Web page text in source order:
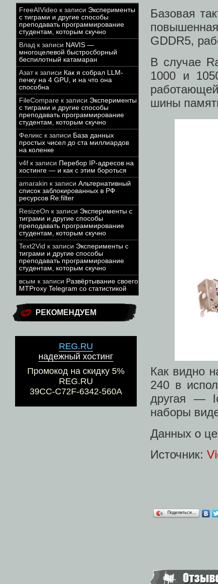
FreeAIVideo к записи Эксперименты
с тиграми и другие способы
преподавать программирование
студентам, которым скучно
Влад к записи NAVIS —
многоцелевой быстросборный
беспилотный катамаран
Азатк записи Как я собрал LLM-
печку на 4 GPU, и на что она
способна
FileCompare к записи Эксперименты
с тиграми и другие способы
преподавать программирование
студентам, которым скучно
Феликс к записи База данных
простых чисел до ста миллиардов
на коленке
v4f к записи Перебор IP-адресов на
хостинге — и как с этим бороться
amarakin к записи Альтернативный
список заблокированных в РФ
ресурсов Re:filter
ResizeOn к записи Эксперименты с
тиграми и другие способы
преподавать программирование
студентам, которым скучно
Text2Vid к записи Эксперименты с
тиграми и другие способы
преподавать программирование
студентам, которым скучно
всым к записи Развёртывание своего
MTProxy Telegram со статистикой
РЕКОМЕНДУЕМ
REG.RU
надежный хостинг
Промокод на скидку 5%
REG.RU
39CC-C72F-6342-560A
Базовая
GDDR5,
В случае
1000 и
шины
Как видно
240 в
другая —
наборы
Данных о
Источник:
Поделиться…